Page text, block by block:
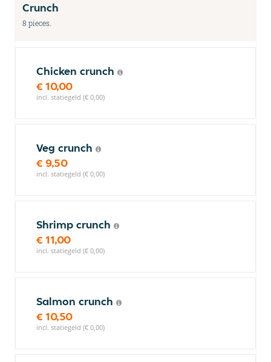
Crunch
8 pieces.
Chicken crunch
€ 10,00
incl. statiegeld (€ 0,00)
Veg crunch
€ 9,50
incl. statiegeld (€ 0,00)
Shrimp crunch
€ 11,00
incl. statiegeld (€ 0,00)
Salmon crunch
€ 10,50
incl. statiegeld (€ 0,00)